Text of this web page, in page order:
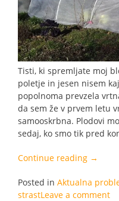
Tisti, ki spremljate moj
poletje in jesen nisem
popolnoma prevzela
da sem že v prvem letu
samooskrbna. Plodovi
sedaj, ko smo tik pred
Continue reading
tuneli
pozimi-
→
Posted in Aktualna
strastLeave a comment